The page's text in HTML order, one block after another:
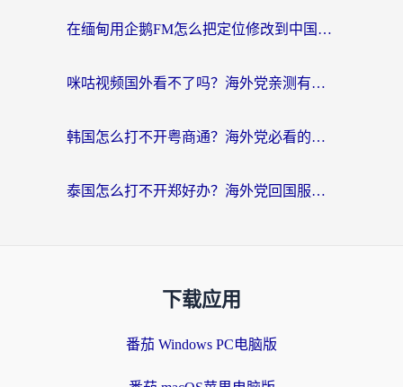
在缅甸用企鹅FM怎么把定位修改到中国国内？海外党解决地域限制的实用指南
咪咕视频国外看不了吗？海外党亲测有效的回国加速解决方案
韩国怎么打不开粤商通？海外党必看的回国加速器选择指南（附加拿大农行俄罗斯有缘网解决方案）
泰国怎么打不开郑好办？海外党回国服务+影音追剧全搞定的实用指南
下载应用
番茄 Windows PC电脑版